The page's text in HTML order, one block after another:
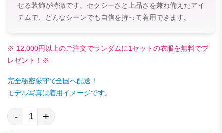
せる装飾が特徴です。セクシーさと上品さを兼ね備えたアイ
テムで、どんなシーンでも自信を持って着用できます。
※ 12,000円以上のご注文でランダムに1セットの衣服を無料でプ
レゼント！※
完全秘密厳守で全国へ配送！
モデル写真は着用イメージです。
- +